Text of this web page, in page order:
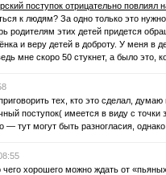
поступок отрицательно повлиял
к людям? За одно только это
родителям этих детей придется
и веру детей в доброту. У меня в
мне скоро 50 стукнет, а было это,
тех, кто это сделал,
поступок( имеется в виду с точки
— тут могут быть разногласия,
хорошего можно ждать от